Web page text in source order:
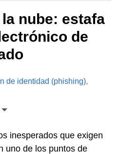
nube: estafa
de
de identidad (phishing),
inesperados que exigen
uno de los puntos de